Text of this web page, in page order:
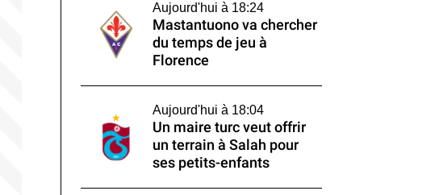
Aujourd'hui à 18:24
Mastantuono va chercher
du temps de jeu à
Florence
Aujourd'hui à 18:04
Un maire turc veut offrir
un terrain à Salah pour
ses petits-enfants